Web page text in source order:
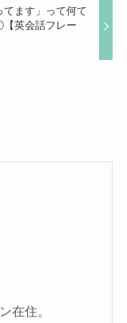
てます」って何て
英会話フレー
在住。